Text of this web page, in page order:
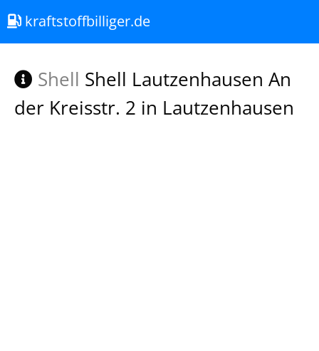
kraftstoffbilliger.de
Shell Shell Lautzenhausen An
der Kreisstr. 2 in Lautzenhausen